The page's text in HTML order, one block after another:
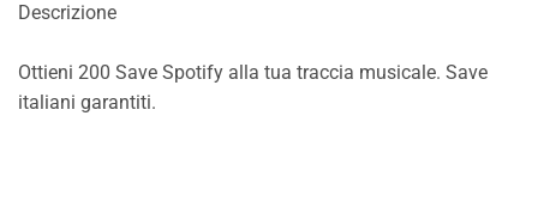
Descrizione
Ottieni 200 Save Spotify alla tua traccia musicale. Save
italiani garantiti.